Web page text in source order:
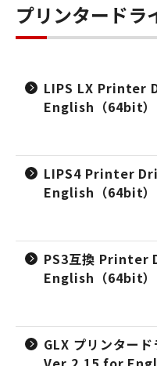
プリンタードラ
LIPS LX Printer
English（64bit）
LIPS4 Printer
English（64bit）
PS3互換
English（64bit）
GLX プリンター